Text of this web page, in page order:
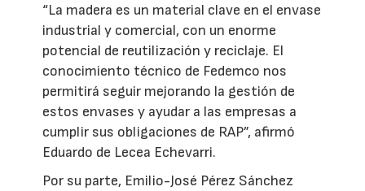
“La madera es un material clave en el envase
industrial y comercial, con un enorme
potencial de reutilización y reciclaje. El
conocimiento técnico de Fedemco nos
permitirá seguir mejorando la gestión de
estos envases y ayudar a las empresas a
cumplir sus obligaciones de RAP”, afirmó
Eduardo de Lecea Echevarri.
Por su parte, Emilio-José Pérez Sánchez